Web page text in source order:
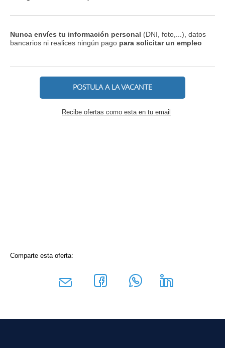
Nunca envíes tu información personal (DNI, foto,...), datos
bancarios ni realices ningún pago para solicitar un empleo
POSTULA A LA VACANTE
Recibe ofertas como esta en tu email
Comparte esta oferta: